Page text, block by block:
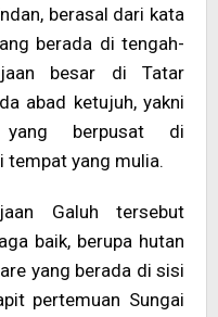
berasal dari kata
berada di tengah-
besar di Tatar
abad ketujuh, yakni
yang berpusat di
tempat yang mulia.
Galuh tersebut
baik, berupa hutan
yang berada di sisi
pertemuan Sungai